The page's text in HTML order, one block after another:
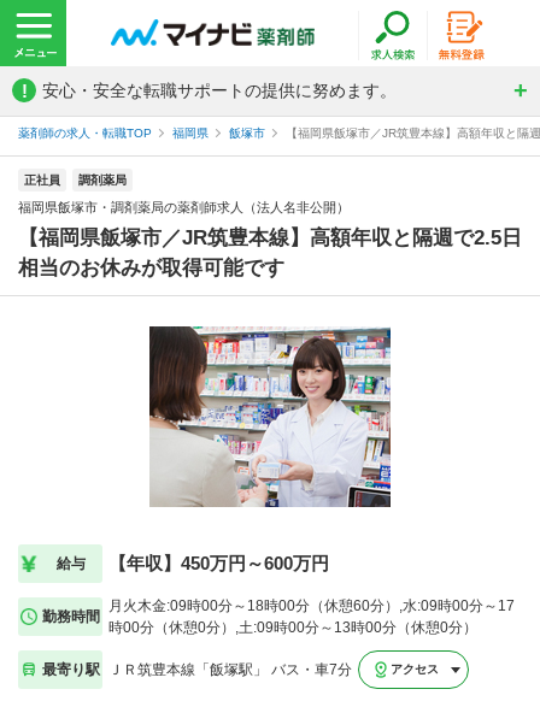
! 安心・安全な転職サポートの提供に努めます。
薬剤師の求人・転職TOP 福岡県 飯塚市 【福岡県飯塚市／JR筑豊本線】高額年収と
正社員 調剤薬局
福岡県飯塚市・調剤薬局の薬剤師求人（法人名非公開）
【福岡県飯塚市／JR筑豊本線】高額年収と隔週で2.5日
相当のお休みが取得可能です
給与 【年収】450万円～600万円
勤務時間
月火木金:09時00分～18時00分（休憩60分）,水:09時00分～17
時00分（休憩0分）,土:09時00分～13時00分（休憩0分）
最寄り駅 ＪＲ筑豊本線「飯塚駅」 バス・車7分 アクセス